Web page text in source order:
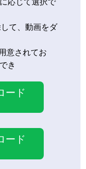
て、動画をダ
意されてお
き
ード
ード